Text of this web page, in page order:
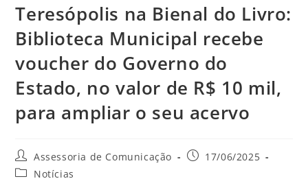
Teresópolis na Bienal do Livro:
Biblioteca Municipal recebe
voucher do Governo do
Estado, no valor de R$ 10 mil,
para ampliar o seu acervo
Assessoria de Comunicação
17/06/2025
Notícias